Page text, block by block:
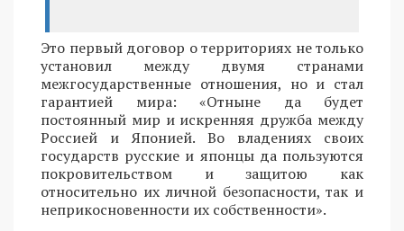
Это первый договор о территориях не только
установил между двумя странами
межгосударственные отношения, но и стал
гарантией мира: «Отныне да будет
постоянный мир и искренняя дружба между
Россией и Японией. Во владениях своих
государств русские и японцы да пользуются
покровительством и защитою как
относительно их личной безопасности, так и
неприкосновенности их собственности».